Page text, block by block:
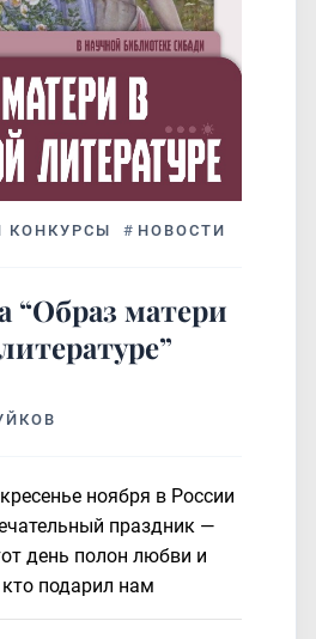
КОНКУРСЫ # НОВОСТИ
“Образ матери
ноября в России
праздник —
день полон любви и
подарил нам